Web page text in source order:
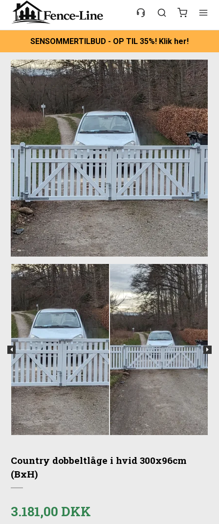
SENSOMMERTILBUD - OP TIL 35%! Klik her!
Country dobbeltlåge i hvid 300x96cm
(BxH)
3.181,00 DKK